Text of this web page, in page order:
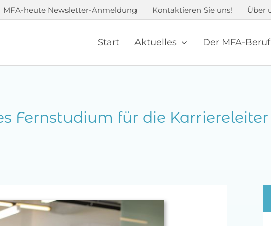
MFA-heute Newsletter-Anmeldung Kontaktieren Sie uns! Über
Start Aktuelles Der MFA-Beruf
Fernstudium für die Karriereleiter